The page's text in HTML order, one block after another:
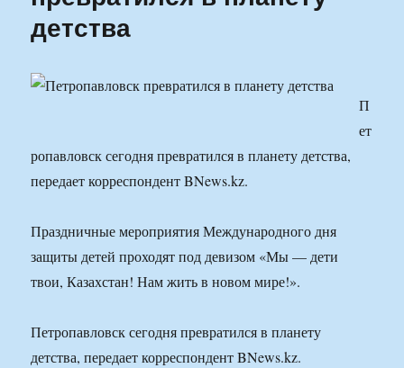
детства
П
ет
ропавловск сегодня превратился в планету детства,
передает корреспондент BNews.kz.
Праздничные мероприятия Международного дня
защиты детей проходят под девизом «Мы — дети
твои, Казахстан! Нам жить в новом мире!».
Петропавловск сегодня превратился в планету
детства, передает корреспондент BNews.kz.